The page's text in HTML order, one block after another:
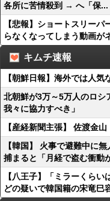
各所に苦情殺到 → へ「保...
【悲報】ショートスリー
らなくなってしまう動画が
キムチ速報
【朝鮮日報】海外では人
北朝鮮が3万～5万人のロ
我々に協力すべき」
【産経新聞主張】 佐渡金
【韓国】 火事で避難中に
捕まると「月経で盗む衝動
【八王子】「ミラーくら
どの疑いで韓国籍の宋竜巳